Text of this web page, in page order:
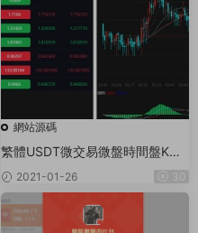
網站源碼
繁體USDT微交易微盤時間盤K線
完整金融系統源碼 已去後門+去除
廣告
2021-01-26 30